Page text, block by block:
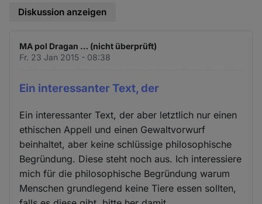
Diskussion anzeigen
MA pol Dragan … (nicht überprüft)
Fr. 23 Jan 2015 - 08:38
Ein interessanter Text, der
Ein interessanter Text, der aber letztlich nur einen
ethischen Appell und einen Gewaltvorwurf
beinhaltet, aber keine schlüssige philosophische
Begründung. Diese steht noch aus. Ich interessiere
mich für die philosophische Begründung warum
Menschen grundlegend keine Tiere essen sollten,